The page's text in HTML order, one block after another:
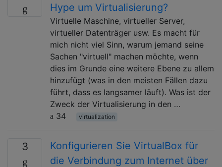
Hype um Virtualisierung?
Virtuelle Maschine, virtueller Server,
virtueller Datenträger usw. Es macht für
mich nicht viel Sinn, warum jemand seine
Sachen "virtuell" machen möchte, wenn
dies im Grunde eine weitere Ebene zu allem
hinzufügt (was in den meisten Fällen dazu
führt, dass es langsamer läuft). Was ist der
Zweck der Virtualisierung in den …
34
virtualization
3
Konfigurieren Sie VirtualBox für
die Verbindung zum Internet über